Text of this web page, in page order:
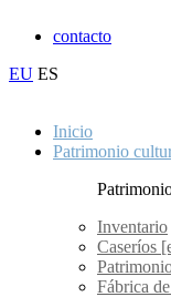
contacto
EU ES
Inicio
Patrimonio
Inventario
Caseríos
Fábrica